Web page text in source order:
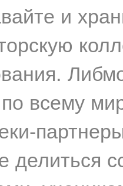
и
всему
делиться